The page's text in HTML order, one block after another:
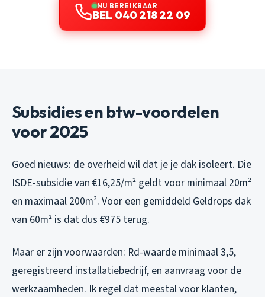
NU BEREIKBAAR
BEL 040 218 22 09
Subsidies en btw-voordelen
voor 2025
Goed nieuws: de overheid wil dat je je dak isoleert. Die
ISDE-subsidie van €16,25/m² geldt voor minimaal 20m²
en maximaal 200m². Voor een gemiddeld Geldrops dak
van 60m² is dat dus €975 terug.
Maar er zijn voorwaarden: Rd-waarde minimaal 3,5,
geregistreerd installatiebedrijf, en aanvraag voor de
werkzaamheden. Ik regel dat meestal voor klanten,